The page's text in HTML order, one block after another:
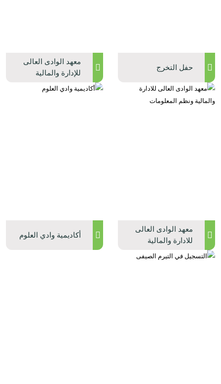
حفل التخرج
معهد الوادى العالى
للإدارة والمالية
ونظم المعلومات
معهد الوادى العالى
للادارة والمالية
ونظم المعلومات
أكاديمية وادي العلوم